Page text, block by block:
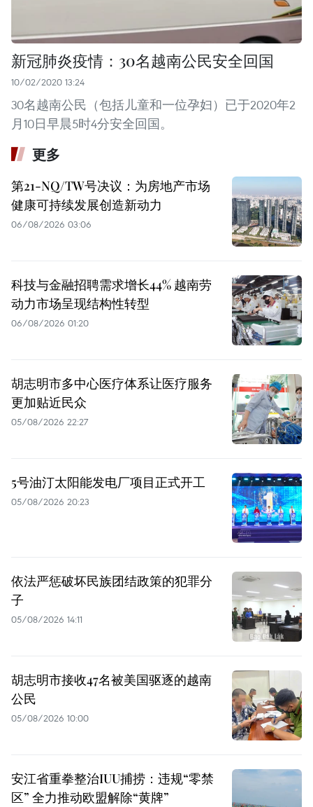
新冠肺炎疫情：30名越南公民安全回国
10/02/2020 13:24
30名越南公民（包括儿童和一位孕妇）已于2020年2
月10日早晨5时4分安全回国。
更多
第21-NQ/TW号决议：为房地产市场
健康可持续发展创造新动力
06/08/2026 03:06
科技与金融招聘需求增长44% 越南劳
动力市场呈现结构性转型
06/08/2026 01:20
胡志明市多中心医疗体系让医疗服务
更加贴近民众
05/08/2026 22:27
5号油汀太阳能发电厂项目正式开工
05/08/2026 20:23
依法严惩破坏民族团结政策的犯罪分
子
05/08/2026 14:11
胡志明市接收47名被美国驱逐的越南
公民
05/08/2026 10:00
安江省重拳整治IUU捕捞：违规“零禁
区” 全力推动欧盟解除“黄牌”